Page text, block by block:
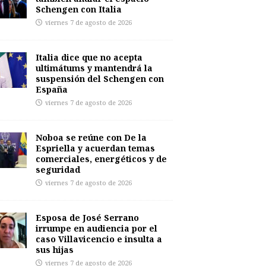
Schengen con Italia
viernes 7 de agosto de 2026
Italia dice que no acepta
ultimátums y mantendrá la
suspensión del Schengen con
España
viernes 7 de agosto de 2026
Noboa se reúne con De la
Espriella y acuerdan temas
comerciales, energéticos y de
seguridad
viernes 7 de agosto de 2026
Esposa de José Serrano
irrumpe en audiencia por el
caso Villavicencio e insulta a
sus hijas
viernes 7 de agosto de 2026